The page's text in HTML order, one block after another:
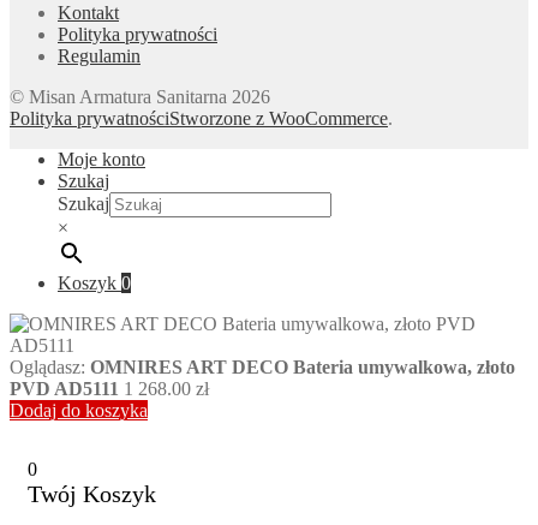
Kontakt
Polityka prywatności
Regulamin
© Misan Armatura Sanitarna 2026
Polityka prywatnościStworzone z WooCommerce.
Moje konto
Szukaj
Szukaj
×
Koszyk 0
Oglądasz: OMNIRES ART DECO Bateria umywalkowa, złoto
PVD AD5111 1 268.00 zł
Dodaj do koszyka
0
Twój Koszyk